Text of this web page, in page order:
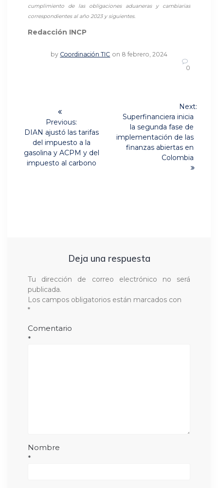
cumplimiento de las obligaciones aduaneras y cambiarias
correspondientes al año 2023 y siguientes.
Redacción INCP
by Coordinación TIC on 8 febrero, 2024
0
entradas
Previous:
Previous
post:
DIAN ajustó las tarifas
del impuesto a la
gasolina y ACPM y del
impuesto al carbono
Next:
Next
post:
Superfinanciera inicia
la segunda fase de
implementación de las
finanzas abiertas en
Colombia
Deja una respuesta
Tu dirección de correo electrónico no será
publicada.
Los campos obligatorios están marcados con
*
Comentario
*
Nombre
*